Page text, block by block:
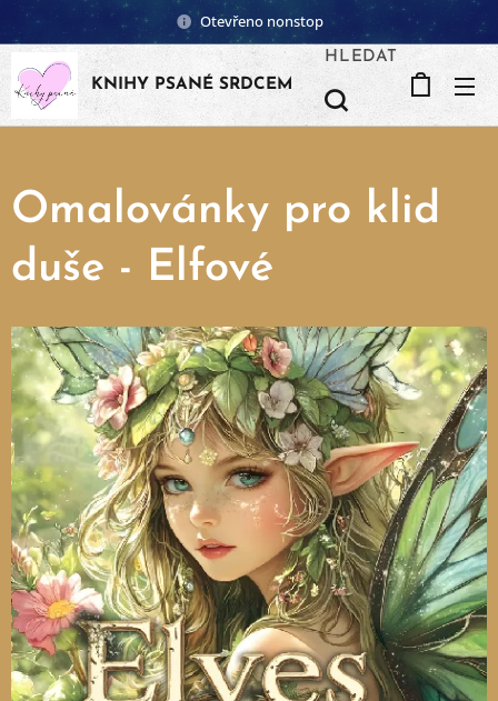
Otevřeno nonstop
KNIHY PSANÉ SRDCEM
HLEDAT
Omalovánky pro klid
duše - Elfové